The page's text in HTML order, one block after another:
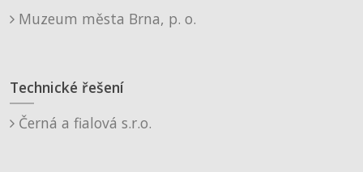
Muzeum města Brna, p. o.
Technické řešení
Černá a fialová s.r.o.